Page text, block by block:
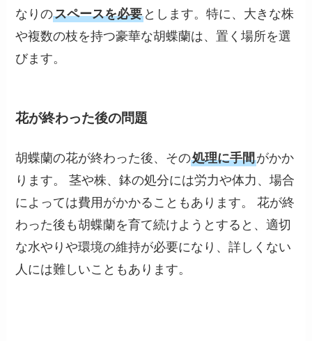
なりのスペースを必要 とします。特に、大きな株
や複数の枝を持つ豪華な胡蝶蘭は、置く場所を選
びます。
花が終わった後の問題
胡蝶蘭の花が終わった後、その処理に手間がかか
ります。 茎や株、鉢の処分には労力や体力、場合
によっては費用がかかることもあります。 花が終
わった後も胡蝶蘭を育て続けようとすると、適切
な水やりや環境の維持が必要になり、詳しくない
人には難しいこともあります。